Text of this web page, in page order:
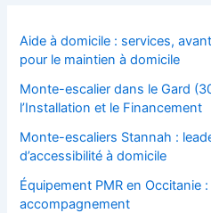
Aide à domicile : services,
pour le maintien à domicile
Monte-escalier dans le Gard
l’Installation et le Financement
Monte-escaliers Stannah :
d’accessibilité à domicile
Équipement PMR en Occitanie
accompagnement